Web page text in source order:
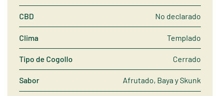
CBD No declarado
Clima Templado
Tipo de Cogollo Cerrado
Sabor Afrutado, Baya y Skunk